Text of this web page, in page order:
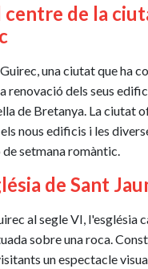
centre de la
una ciutat que ha
renovació dels seus
de Bretanya. La ciutat
nous edificis i les
setmana romàntic.
de Sant
al segle VI, l'església
sobre una roca.
un espectacle